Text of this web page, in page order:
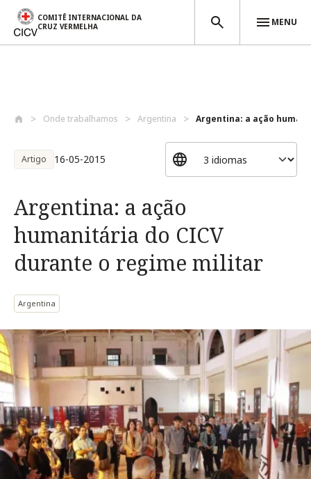
COMITÊ INTERNACIONAL DA
CRUZ VERMELHA
MENU
Onde trabalhamos Argentina Argentina: a ação
Artigo 16-05-2015
Argentina: a ação
humanitária do CICV
durante o regime militar
Argentina